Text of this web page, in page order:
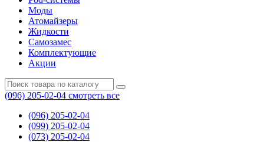
Моды
Атомайзеры
Жидкости
Самозамес
Комплектующие
Акции
(096) 205-02-04 смотреть все
(096) 205-02-04
(099) 205-02-04
(073) 205-02-04